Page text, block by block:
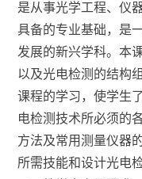
是从事光学工程、仪
具备的专业基础，是
发展的新兴学科。本
以及光电检测的结构
课程的学习，使学生
电检测技术所必须的
方法及常用测量仪器
所需技能和设计光电